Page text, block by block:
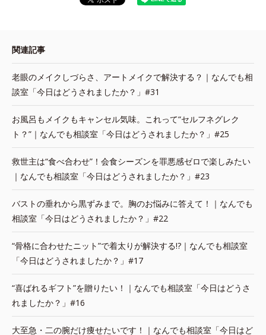
関連記事
老眼のメイクしづらさ、アートメイクで解決する？｜なんでも相
談室「今日はどうされましたか？」#31
お風呂もメイクもキャンセル気味。これって“セルフネグレク
ト？”｜なんでも相談室「今日はどうされましたか？」#25
救世主は“食べ合わせ”！会食シーズンを罪悪感ゼロで楽しみたい
｜なんでも相談室「今日はどうされましたか？」#23
バストの垂れから黒ずみまで。胸のお悩みに答えて！｜なんでも
相談室「今日はどうされましたか？」#22
“骨格に合わせたニット”で着太りが解決する!?｜なんでも相談室
「今日はどうされましたか？」#17
“喜ばれるギフト”を贈りたい！｜なんでも相談室「今日はどうさ
れましたか？」#16
大至急・二の腕だけ痩せたいです！｜なんでも相談室「今日はど